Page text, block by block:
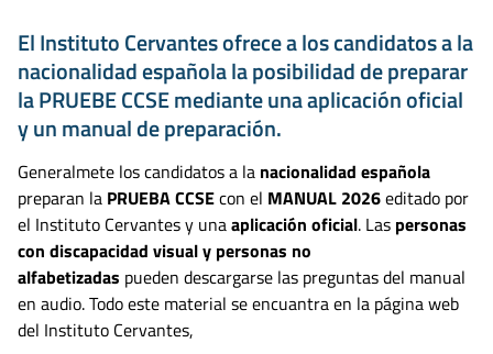
El Instituto Cervantes ofrece a los candidatos a la
nacionalidad española la posibilidad de preparar
la PRUEBE CCSE mediante una aplicación oficial
y un manual de preparación.
Generalmete los candidatos a la nacionalidad española
preparan la PRUEBA CCSEcon el MANUAL 2026editado por
el Instituto Cervantes y unaaplicación oficial. Las personas
con discapacidad visual y personas no
alfabetizadas pueden descargarse las preguntas del manual
en audio. Todo este material se encuantra en la página web
del Instituto Cervantes,